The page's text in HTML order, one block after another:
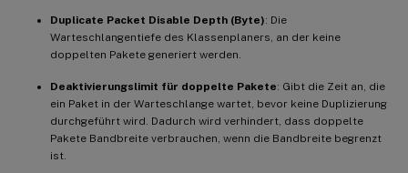
Duplicate Packet Disable Depth (Byte): Die
Warteschlangentiefe des Klassenplaners, an der keine
doppelten Pakete generiert werden.
Deaktivierungslimit für doppelte Pakete: Gibt die Zeit an, die
ein Paket in der Warteschlange wartet, bevor keine Duplizierung
durchgeführt wird. Dadurch wird verhindert, dass doppelte
Pakete Bandbreite verbrauchen, wenn die Bandbreite begrenzt
ist.